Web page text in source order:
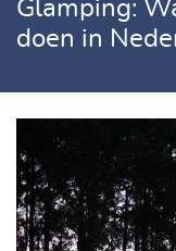
Glamping:
doen in